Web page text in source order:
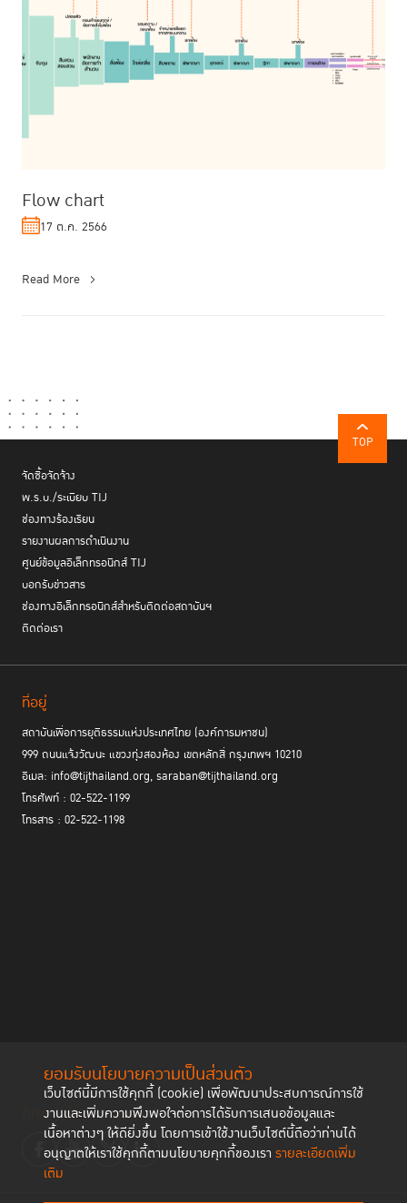
ยอมรับนโยบายความเป็นส่วนตัว
เว็บไซต์นี้มีการใช้คุกกี้ (cookie) เพื่อพัฒนาประสบการณ์การใช้
งานและเพิ่มความพึงพอใจต่อการได้รับการเสนอข้อมูลและ
เนื้อหาต่างๆ ให้ดียิ่งขึ้น โดยการเข้าใช้งานเว็บไซต์นี้ถือว่าท่านได้
อนุญาตให้เราใช้คุกกี้ตามนโยบายคุกกี้ของเรา รายละเอียดเพิ่ม
เติม
Flow chart
17 ต.ค. 2566
Read More
TOP
จัดซื้อจัดจ้าง
พ.ร.บ./ระเบียบ TIJ
ช่องทางร้องเรียน
รายงานผลการดำเนินงาน
ศูนย์ข้อมูลอิเล็กทรอนิกส์ TIJ
บอกรับข่าวสาร
ช่องทางอิเล็กทรอนิกส์สำหรับติดต่อสถาบันฯ
ติดต่อเรา
ที่อยู่
สถาบันเพื่อการยุติธรรมแห่งประเทศไทย (องค์การมหาชน)
999 ถนนแจ้งวัฒนะ แขวงทุ่งสองห้อง เขตหลักสี่ กรุงเทพฯ 10210
อีเมล: info@tijthailand.org, saraban@tijthailand.org
โทรศัพท์ : 02-522-1199
โทรสาร : 02-522-1198
ติดตามช่องทาง social